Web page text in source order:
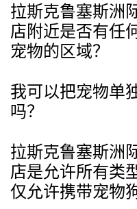
拉斯克鲁塞斯洲
店附近是否有任
宠物的区域？
我可以把宠物单
吗？
拉斯克鲁塞斯洲
店是允许所有类
仅允许携带宠物